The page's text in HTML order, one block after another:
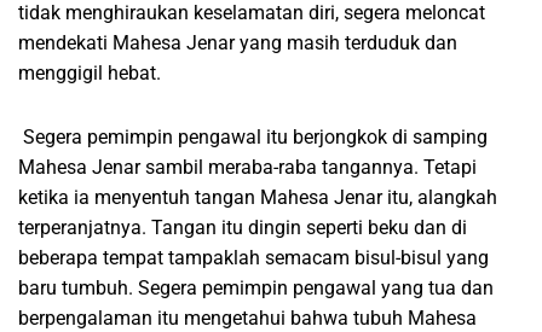
tidak menghiraukan keselamatan diri, segera meloncat
mendekati Mahesa Jenar yang masih terduduk dan
menggigil hebat.
Segera pemimpin pengawal itu berjongkok di samping
Mahesa Jenar sambil meraba-raba tangannya. Tetapi
ketika ia menyentuh tangan Mahesa Jenar itu, alangkah
terperanjatnya. Tangan itu dingin seperti beku dan di
beberapa tempat tampaklah semacam bisul-bisul yang
baru tumbuh. Segera pemimpin pengawal yang tua dan
berpengalaman itu mengetahui bahwa tubuh Mahesa